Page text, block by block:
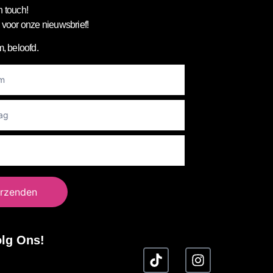
touch!
onze nieuwsbrief!
beloofd.
Ons!